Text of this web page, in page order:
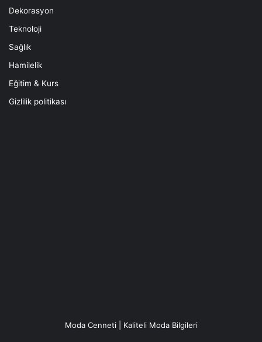
Dekorasyon
Teknoloji
Sağlık
Hamilelik
Eğitim & Kurs
Gizlilik politikası
Moda Cenneti | Kaliteli Moda Bilgileri